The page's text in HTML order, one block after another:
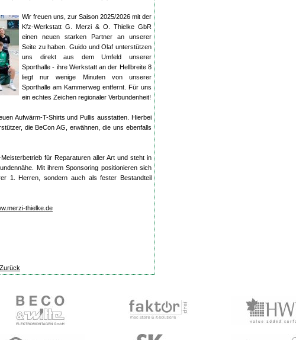
Wir freuen uns, zur Saison 2025/2026 mit der
Kfz-Werkstatt G. Merzi & O. Thielke GbR
einen neuen starken Partner an unserer
Seite zu haben. Guido und Olaf unterstützen
uns direkt aus dem Umfeld unserer
Sporthalle - ihre Werkstatt an der Hellbreite 8
liegt nur wenige Minuten von unserer
Sporthalle am Kammerweg entfernt. Für uns
ein echtes Zeichen regionaler Verbundenheit!
Aufwärm-T-Shirts und Pullis ausstatten. Hierbei
die BeCon AG, erwähnen, die uns ebenfalls
für Reparaturen aller Art und steht in
Mit ihrem Sponsoring positionieren sich
1. Herren, sondern auch als fester Bestandteil
thielke.de
Zurück